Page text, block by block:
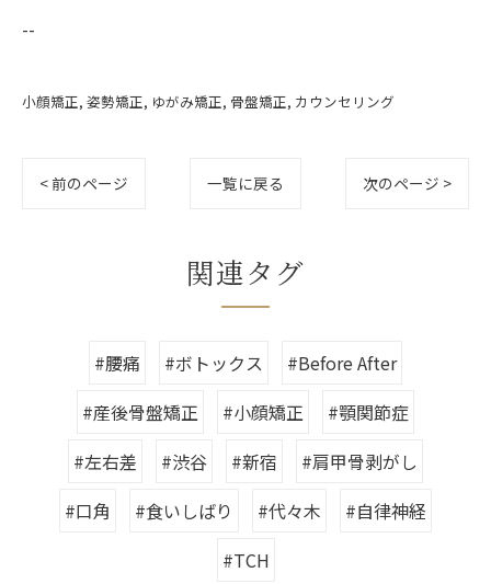
--
小顔矯正 姿勢矯正 ゆがみ矯正 骨盤矯正 カウンセリング
< 前のページ 一覧に戻る 次のページ >
関連タグ
#腰痛 #ボトックス
#Before After
#産後骨盤矯正
#小顔矯正
#顎関節症
#左右差
#渋谷 #新宿
#肩甲骨剥がし
#口角
#食いしばり #代々木
#自律神経
#TCH